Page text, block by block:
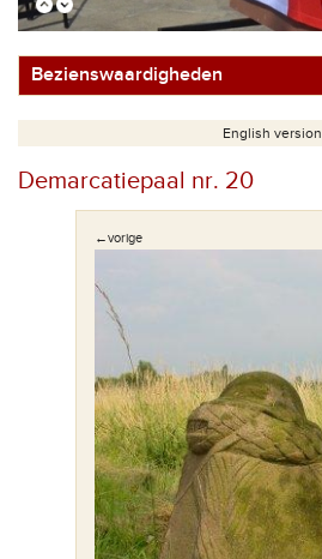
Bezienswaardigheden
English version
Demarcatiepaal nr. 20
←vorige